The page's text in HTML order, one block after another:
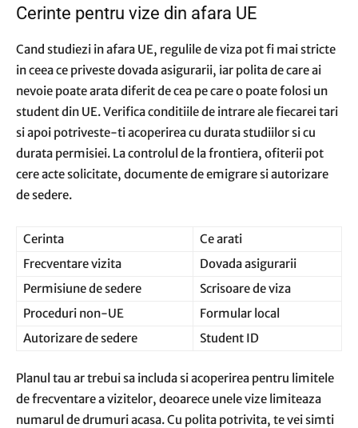
Cerinte pentru vize din afara UE
Cand studiezi in afara UE, regulile de viza pot fi mai stricte
in ceea ce priveste dovada asigurarii, iar polita de care ai
nevoie poate arata diferit de cea pe care o poate folosi un
student din UE. Verifica conditiile de intrare ale fiecarei tari
si apoi potriveste-ti acoperirea cu durata studiilor si cu
durata permisiei. La controlul de la frontiera, ofiterii pot
cere acte solicitate, documente de emigrare si autorizare
de sedere.
Cerinta
Ce arati
Frecventare vizita
Dovada asigurarii
Permisiune de sedere
Scrisoare de viza
Proceduri non-UE
Formular local
Autorizare de sedere
Student ID
Planul tau ar trebui sa includa si acoperirea pentru limitele
de frecventare a vizitelor, deoarece unele vize limiteaza
numarul de drumuri acasa. Cu polita potrivita, te vei simti